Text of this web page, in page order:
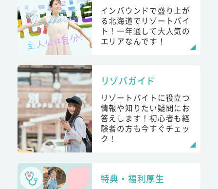
インバウンドで盛り上が
る北海道でリゾートバイ
ト！一年通して大人気の
エリアなんです！
リゾバガイド
リゾートバイトに役立つ
情報や知りたい疑問にお
答えします！初心者も経
験者の方も今すぐチェッ
ク！
特典・福利厚生